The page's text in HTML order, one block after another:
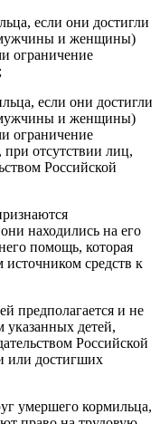
если они достигли
мужчины и женщины)
ограничение
если они достигли
мужчины и женщины)
ограничение
при отсутствии лиц,
Российской
находились на его
помощь, которая
средств к
предполагается и не
указанных детей,
Российской
или достигших
умершего кормильца,